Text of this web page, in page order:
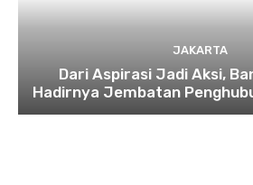
JAKARTA
Dari Aspirasi Jadi Aksi,
Hadirnya Jembatan